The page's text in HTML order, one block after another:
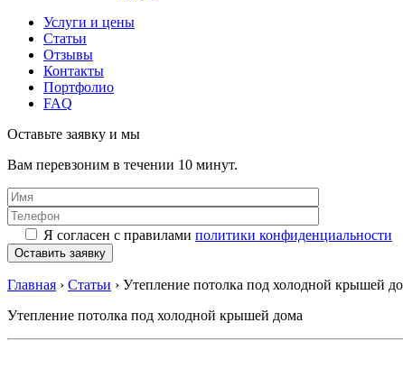
Услуги и цены
Статьи
Отзывы
Контакты
Портфолио
FAQ
Оставьте заявку и мы
Вам перевзоним в течении 10 минут.
Я согласен с правилами политики конфиденциальности
Главная › Статьи › Утепление потолка под холодной крышей
Утепление потолка под холодной крышей дома